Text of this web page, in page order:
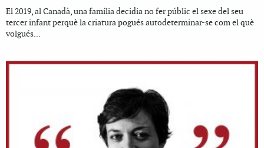
El 2019, al Canadà, una família decidia no fer públic el sexe del seu
tercer infant perquè la criatura pogués autodeterminar-se com el què
volgués...